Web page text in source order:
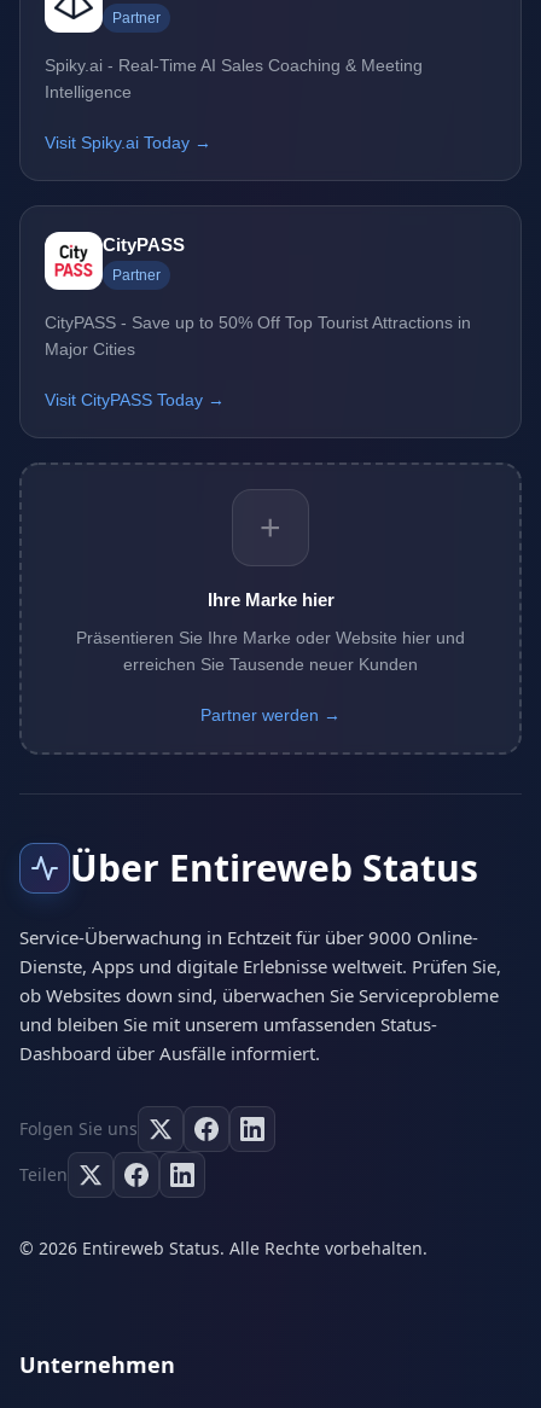
Partner
Spiky.ai - Real-Time AI Sales Coaching & Meeting
Intelligence
Visit Spiky.ai Today →
CityPASS
Partner
CityPASS - Save up to 50% Off Top Tourist Attractions in
Major Cities
Visit CityPASS Today →
+
Ihre Marke hier
Präsentieren Sie Ihre Marke oder Website hier und
erreichen Sie Tausende neuer Kunden
Partner werden →
Über Entireweb Status
Service-Überwachung in Echtzeit für über 9000 Online-
Dienste, Apps und digitale Erlebnisse weltweit. Prüfen Sie,
ob Websites down sind, überwachen Sie Serviceprobleme
und bleiben Sie mit unserem umfassenden Status-
Dashboard über Ausfälle informiert.
Folgen Sie uns
Teilen
© 2026 Entireweb Status. Alle Rechte vorbehalten.
Unternehmen